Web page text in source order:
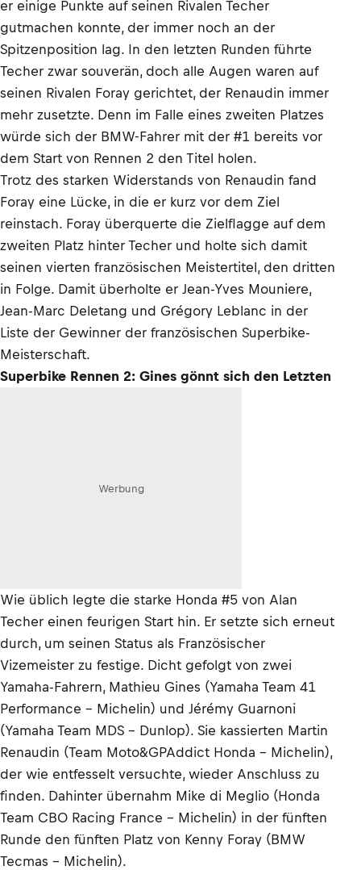
er einige Punkte auf seinen Rivalen Techer
gutmachen konnte, der immer noch an der
Spitzenposition lag. In den letzten Runden führte
Techer zwar souverän, doch alle Augen waren auf
seinen Rivalen Foray gerichtet, der Renaudin immer
mehr zusetzte. Denn im Falle eines zweiten Platzes
würde sich der BMW-Fahrer mit der #1 bereits vor
dem Start von Rennen 2 den Titel holen.
Trotz des starken Widerstands von Renaudin fand
Foray eine Lücke, in die er kurz vor dem Ziel
reinstach. Foray überquerte die Zielflagge auf dem
zweiten Platz hinter Techer und holte sich damit
seinen vierten französischen Meistertitel, den dritten
in Folge. Damit überholte er Jean-Yves Mouniere,
Jean-Marc Deletang und Grégory Leblanc in der
Liste der Gewinner der französischen Superbike-
Meisterschaft.
Superbike Rennen 2: Gines gönnt sich den Letzten
Werbung
Wie üblich legte die starke Honda #5 von Alan
Techer einen feurigen Start hin. Er setzte sich erneut
durch, um seinen Status als Französischer
Vizemeister zu festige. Dicht gefolgt von zwei
Yamaha-Fahrern, Mathieu Gines (Yamaha Team 41
Performance - Michelin) und Jérémy Guarnoni
(Yamaha Team MDS - Dunlop). Sie kassierten Martin
Renaudin (Team Moto&GPAddict Honda - Michelin),
der wie entfesselt versuchte, wieder Anschluss zu
finden. Dahinter übernahm Mike di Meglio (Honda
Team CBO Racing France - Michelin) in der fünften
Runde den fünften Platz von Kenny Foray (BMW
Tecmas - Michelin).